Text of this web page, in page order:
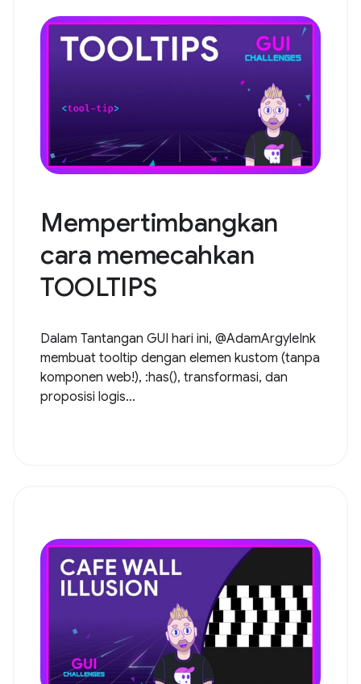
Mempertimbangkan
cara memecahkan
TOOLTIPS
Dalam Tantangan GUI hari ini, @AdamArgyleInk
membuat tooltip dengan elemen kustom (tanpa
komponen web!), :has(), transformasi, dan
proposisi logis...